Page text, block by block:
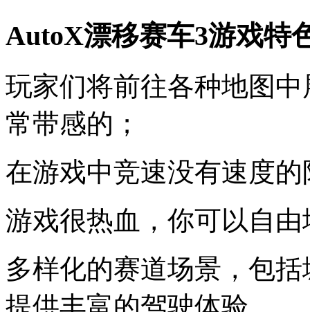
AutoX漂移赛车3游戏特
玩家们将前往各种地图
常带感的；
在游戏中竞速没有速度
游戏很热血，你可以自
多样化的赛道场景，包